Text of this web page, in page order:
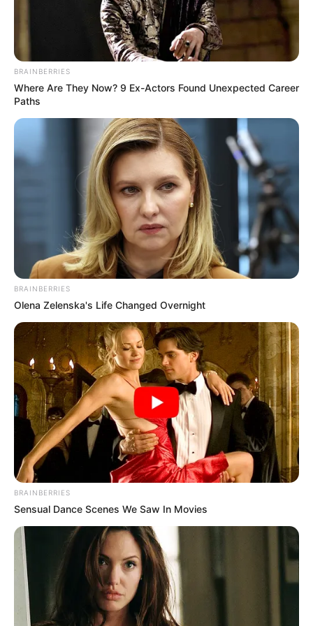
справ Ігор Клименко
05.05.2023 19:00 ПОДІЇ
BRAINBERRIES
Where Are They Now? 9 Ex-Actors Found Unexpected Career
Paths
BRAINBERRIES
Olena Zelenska's Life Changed Overnight
BRAINBERRIES
Sensual Dance Scenes We Saw In Movies